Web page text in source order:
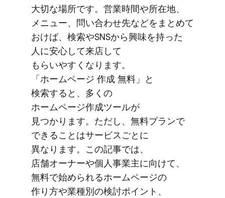
大切な​場所です。​営業時間や​所在地、​
メニュー、​問い​合わせ先などを​まとめて​
おけば、​検索や​SNSから​興味を​持った​
人に​安心して​来店して​
もらいやすくなります。
​「ホームページ 作成 無料」と​
検索すると、​多くの​
ホームページ作成ツールが​
見つかります。​ただし、​無料プランで​
できる​ことは​サービスごとに​
異なります。​この​記事では、​
店舗オーナーや​個人事業主に​向けて、​
無料で​始められる​ホームページの​
作り方や​業種別の​検討ポイント、​